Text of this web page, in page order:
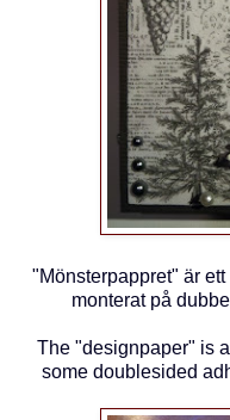
"Mönsterpappret" är
monterat på
The "designpaper" is
some doublesided